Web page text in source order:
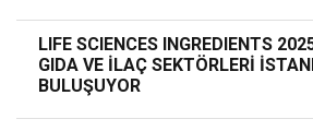
LIFE SCIENCES INGREDIENTS
GIDA VE İLAÇ SEKTÖRLERİ
BULUŞUYOR